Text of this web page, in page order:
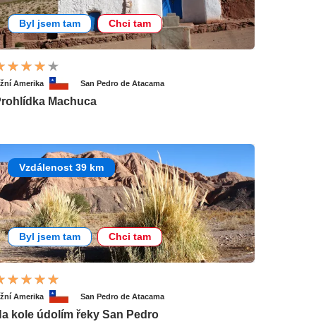
Byl jsem tam Chci tam
Amerika San Pedro de Atacama
Machuca
Vzdálenost 39 km
Byl jsem tam Chci tam
Amerika San Pedro de Atacama
kole údolím řeky San Pedro